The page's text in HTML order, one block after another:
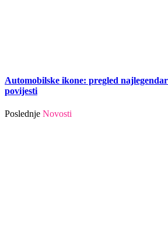
Automobilske ikone: pregled
povijesti
Poslednje Novosti